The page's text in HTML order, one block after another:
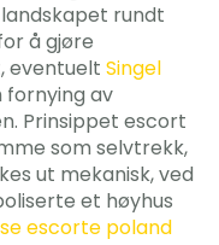
rundt
å gjøre
eventuelt Singel
fornying av
Prinsippet escort
som selvtrekk,
ut mekanisk, ved
et høyhus
escorte poland